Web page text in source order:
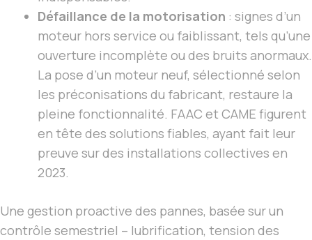
Défaillance de la motorisation : signes d’un
moteur hors service ou faiblissant, tels qu’une
ouverture incomplète ou des bruits anormaux.
La pose d’un moteur neuf, sélectionné selon
les préconisations du fabricant, restaure la
pleine fonctionnalité. FAAC et CAME figurent
en tête des solutions fiables, ayant fait leur
preuve sur des installations collectives en
2023.
Une gestion proactive des pannes, basée sur un
contrôle semestriel – lubrification, tension des